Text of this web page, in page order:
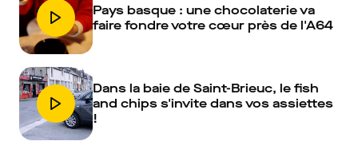
Pays basque : une chocolaterie va
faire fondre votre cœur près de l'A64
Dans la baie de Saint-Brieuc, le fish
and chips s'invite dans vos assiettes
!